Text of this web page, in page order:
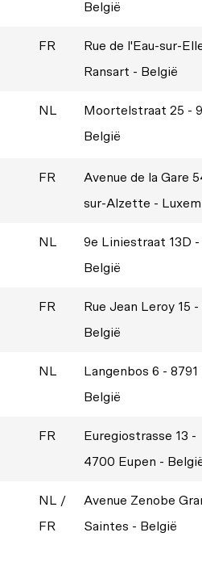
België
FR
Rue de l'Eau-sur-
Ransart - België
NL
Moortelstraat 25 -
België
FR
Avenue de la Gare
sur-Alzette -
NL
9e Liniestraat 13D
België
FR
Rue Jean Leroy 15
België
NL
Langenbos 6 -
België
FR
Euregiostrasse 13 -
4700 Eupen -
NL /
FR
Avenue Zenobe
Saintes - België